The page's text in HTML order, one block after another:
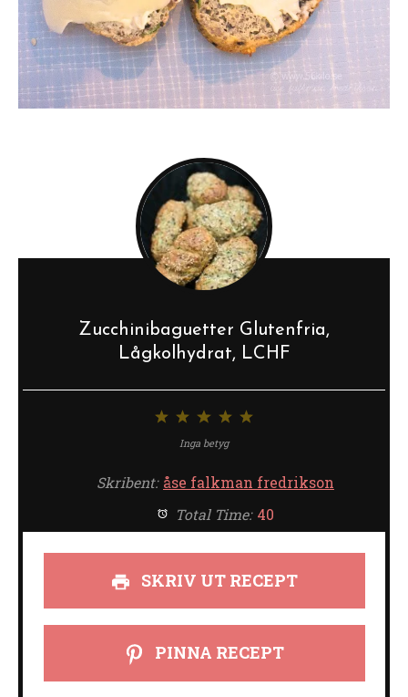
Zucchinibaguetter Glutenfria,
Lågkolhydrat, LCHF
4
3
stjärnor
stjärnor
stjärna
Inga betyg
Skribent: åse falkman fredrikson
Total Time: 40
SKRIV UT RECEPT
PINNA RECEPT